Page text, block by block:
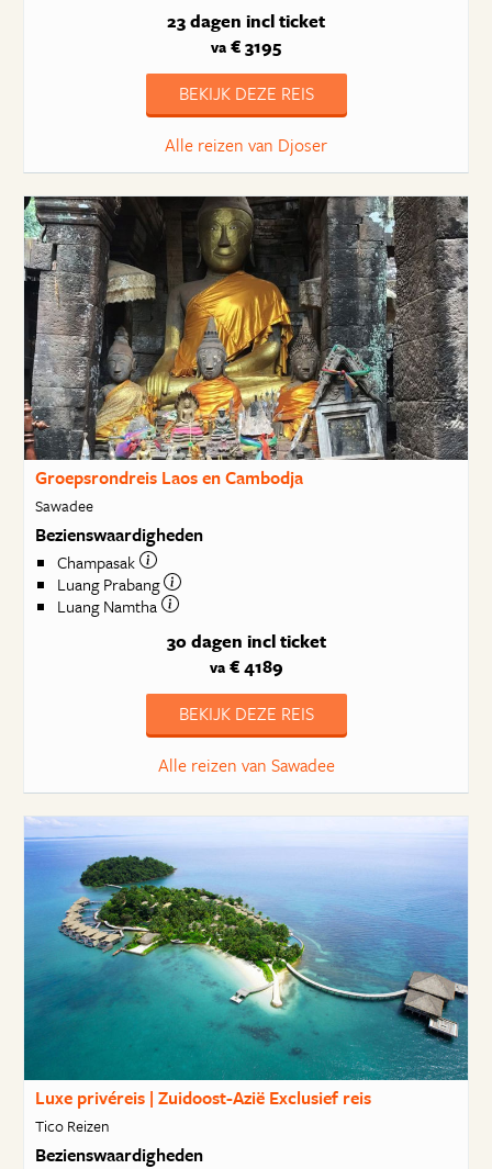
23 dagen incl ticket
va € 3195
BEKIJK DEZE REIS
Alle reizen van Djoser
Groepsrondreis Laos en Cambodja
Sawadee
Bezienswaardigheden
Champasak
Luang Prabang
Luang Namtha
30 dagen incl ticket
va€ 4189
BEKIJK DEZE REIS
Alle reizen van Sawadee
Luxe privéreis | Zuidoost-Azië Exclusief reis
Tico Reizen
Bezienswaardigheden